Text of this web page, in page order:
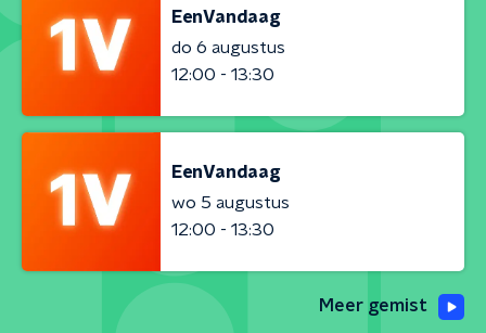
EenVandaag
do 6 augustus
12:00 - 13:30
EenVandaag
wo 5 augustus
12:00 - 13:30
Meer gemist